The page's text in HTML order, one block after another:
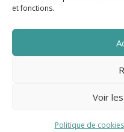
et fonctions.
Voir
Politique de cookies
5 place Bir Hakeim
38000 Grenoble
04 82 53 71 32
contact@clavette-
Mentions légales